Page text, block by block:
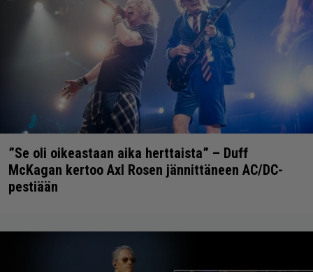
”Se oli oikeastaan aika herttaista” – Duff
McKagan kertoo Axl Rosen jännittäneen AC/DC-
pestiään